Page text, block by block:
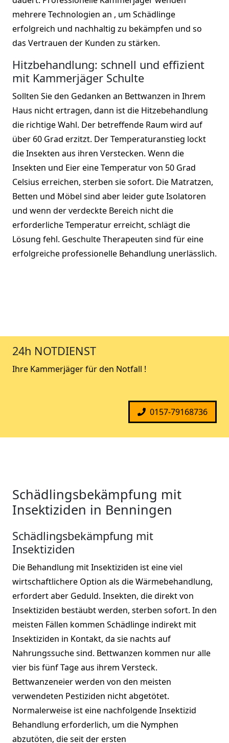
mehrere Technologien an , um Schädlinge
erfolgreich und nachhaltig zu bekämpfen und so
das Vertrauen der Kunden zu stärken.
Hitzbehandlung: schnell und effizient
mit Kammerjäger Schulte
Sollten Sie den Gedanken an Bettwanzen in Ihrem
Haus nicht ertragen, dann ist die Hitzebehandlung
die richtige Wahl. Der betreffende Raum wird auf
über 60 Grad erzitzt. Der Temperaturanstieg lockt
die Insekten aus ihren Verstecken. Wenn die
Insekten und Eier eine Temperatur von 50 Grad
Celsius erreichen, sterben sie sofort. Die Matratzen,
Betten und Möbel sind aber leider gute Isolatoren
und wenn der verdeckte Bereich nicht die
erforderliche Temperatur erreicht, schlägt die
Lösung fehl. Geschulte Therapeuten sind für eine
erfolgreiche professionelle Behandlung unerlässlich.
24h NOTDIENST
Ihre Kammerjäger für den Notfall !
0157-79168736
Schädlingsbekämpfung mit
Insektiziden in Benningen
Schädlingsbekämpfung mit
Insektiziden
Die Behandlung mit Insektiziden ist eine viel
wirtschaftlichere Option als die Wärmebehandlung,
erfordert aber Geduld. Insekten, die direkt von
Insektiziden bestäubt werden, sterben sofort. In den
meisten Fällen kommen Schädlinge indirekt mit
Insektiziden in Kontakt, da sie nachts auf
Nahrungssuche sind. Bettwanzen kommen nur alle
vier bis fünf Tage aus ihrem Versteck.
Bettwanzeneier werden von den meisten
verwendeten Pestiziden nicht abgetötet.
Normalerweise ist eine nachfolgende Insektizid
Behandlung erforderlich, um die Nymphen
abzutöten, die seit der ersten